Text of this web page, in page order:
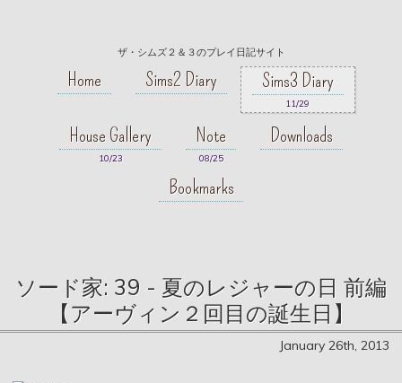
ザ・シムズ２＆３のプレイ日記サイト
Home Sims2 Diary Sims3 Diary
11/29
House Gallery
10/23
Note
08/25
Downloads
Bookmarks
ソード家: 39 - 夏のレジャーの日 前編
【アーヴィン２回目の誕生日】
January 26th, 2013